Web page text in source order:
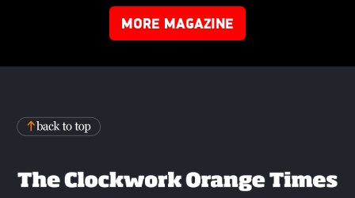
MORE MAGAZINE